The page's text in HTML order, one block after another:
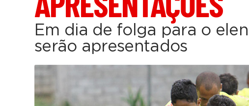
Em dia de folga para o
serão apresentados